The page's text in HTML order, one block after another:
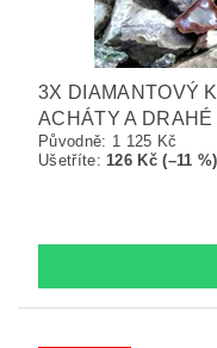
3X DIAMANTOVÝ
ACHÁTY A
Původně: 1 125 Kč
Ušetříte:126 Kč (–11 %)